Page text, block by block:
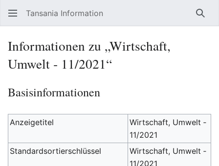
Tansania Information
Informationen zu „Wirtschaft,
Umwelt ‐ 11/2021“
Basisinformationen
Anzeigetitel
Wirtschaft, Umwelt ‐
11/2021
Standardsortierschlüssel
Wirtschaft, Umwelt ‐
11/2021